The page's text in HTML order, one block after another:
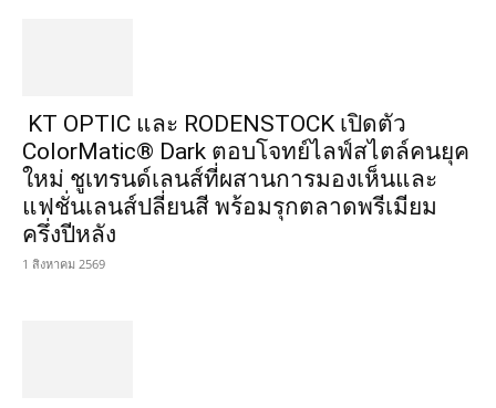
KT OPTIC และ RODENSTOCK เปิดตัว
ColorMatic® Dark ตอบโจทย์ไลฟ์สไตล์คนยุค
ใหม่ ชูเทรนด์เลนส์ที่ผสานการมองเห็นและ
แฟชั่นเลนส์ปลี่ยนสี พร้อมรุกตลาดพรีเมียม
ครึ่งปีหลัง
1 สิงหาคม 2569